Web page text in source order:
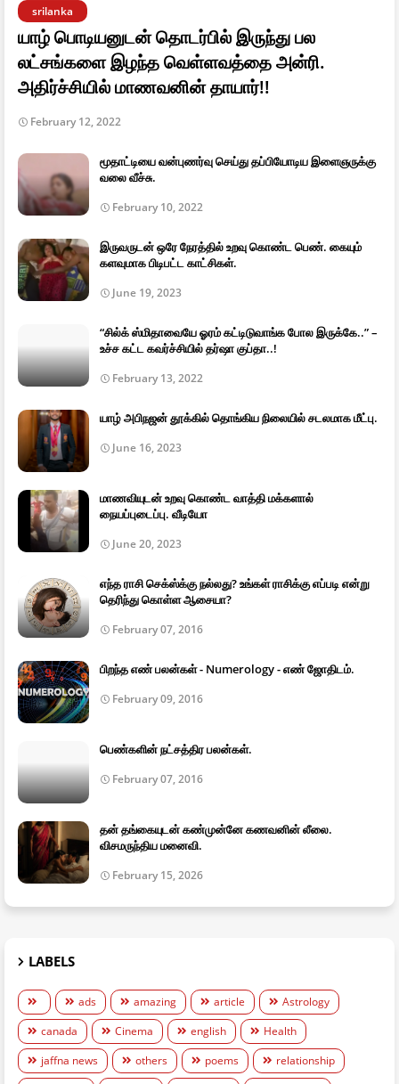
srilanka
யாழ் பொடியனுடன் தொடர்பில் இருந்து பல
லட்சங்களை இழந்த வெள்ளவத்தை அன்ரி.
அதிர்ச்சியில் மாணவனின் தாயார்!!
February 12, 2022
மூதாட்டியை வன்புணர்வு செய்து தப்பியோடிய இளைஞருக்கு
வலை வீச்சு.
February 10, 2022
இருவருடன் ஒரே நேரத்தில் உறவு கொண்ட பெண். கையும்
களவுமாக பிடிபட்ட காட்சிகள்.
June 19, 2023
“சில்க் ஸ்மிதாவையே ஓரம் கட்டிடுவாங்க போல இருக்கே..” –
உச்ச கட்ட கவர்ச்சியில் தர்ஷா குப்தா..!
February 13, 2022
யாழ் அபிநஜன் தூக்கில் தொங்கிய நிலையில் சடலமாக மீட்பு.
June 16, 2023
மாணவியுடன் உறவு கொண்ட வாத்தி மக்களால்
நையப்புடைப்பு. வீடியோ
June 20, 2023
எந்த ராசி செக்ஸ்க்கு நல்லது? உங்கள் ராசிக்கு எப்படி என்று
தெரிந்து கொள்ள ஆசையா?
February 07, 2016
பிறந்த எண் பலன்கள் - Numerology - எண் ஜோதிடம்.
February 09, 2016
பெண்களின் நட்சத்திர பலன்கள்.
February 07, 2016
தன் தங்கையுடன் கண்முன்னே கணவனின் லீலை.
விசமருந்திய மனைவி.
February 15, 2026
LABELS
ads amazing article
Astrology
canada
Cinema english
Health
jaffna news
others poems
relationship